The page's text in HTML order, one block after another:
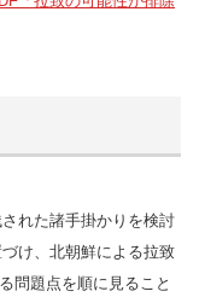
れた諸手掛かりを検討
け、北朝鮮による拉致
問題点を順に見ること